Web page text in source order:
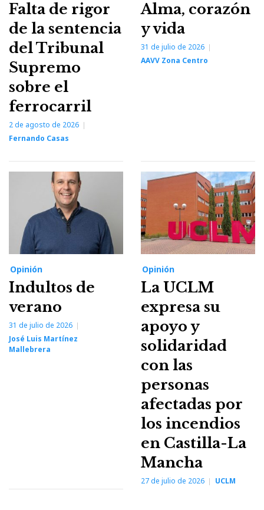
Falta de rigor
de la sentencia
del Tribunal
Supremo
sobre el
ferrocarril
2 de agosto de 2026
Fernando Casas
Alma, corazón
y vida
31 de julio de 2026
AAVV Zona Centro
Opinión
Indultos de
verano
31 de julio de 2026
José Luis Martínez
Mallebrera
Opinión
La UCLM
expresa su
apoyo y
solidaridad
con las
personas
afectadas por
los incendios
en Castilla-La
Mancha
27 de julio de 2026 UCLM